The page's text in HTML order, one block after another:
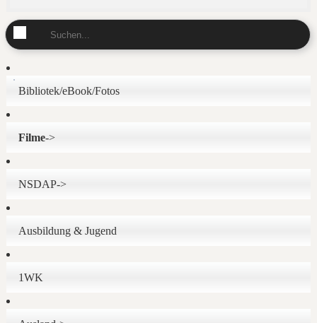
Bibliotek/eBook/Fotos
Filme->
NSDAP->
Ausbildung & Jugend
1WK